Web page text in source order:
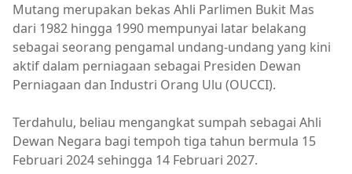
Mutang merupakan bekas Ahli Parlimen Bukit Mas
dari 1982 hingga 1990 mempunyai latar belakang
sebagai seorang pengamal undang-undang yang kini
aktif dalam perniagaan sebagai Presiden Dewan
Perniagaan dan Industri Orang Ulu (OUCCI).
Terdahulu, beliau mengangkat sumpah sebagai Ahli
Dewan Negara bagi tempoh tiga tahun bermula 15
Februari 2024 sehingga 14 Februari 2027.